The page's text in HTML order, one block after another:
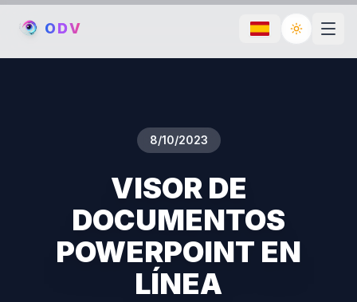
ODV Toggle
8/10/2023
VISOR DE
DOCUMENTOS
POWERPOINT EN
LÍNEA